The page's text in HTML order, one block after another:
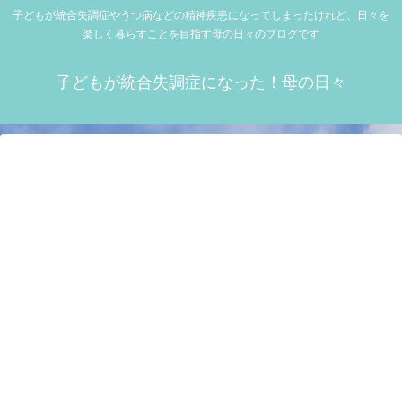
子どもが統合失調症やうつ病などの精神疾患になってしまったけれど、日々を
楽しく暮らすことを目指す母の日々のブログです
子どもが統合失調症になった！母の日々